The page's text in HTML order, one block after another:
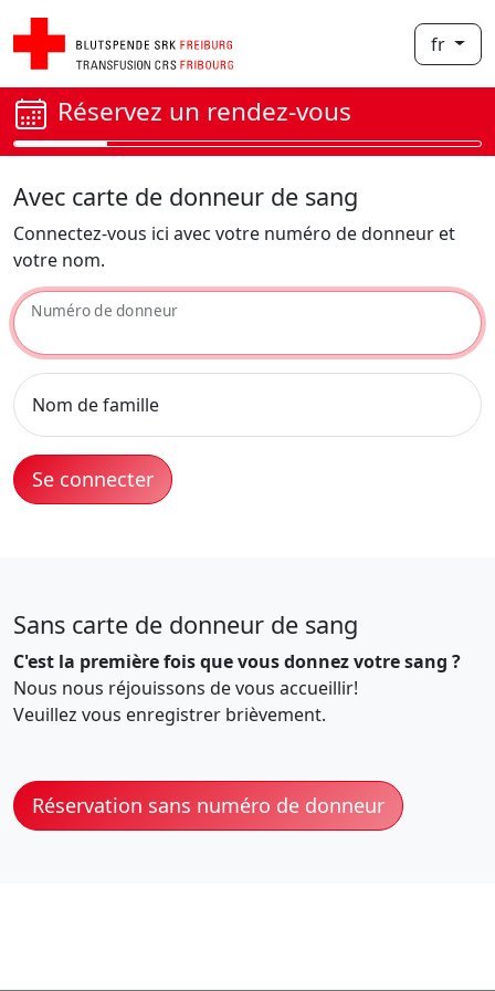
fr
Réservez un rendez-vous
Avec carte de donneur de sang
Connectez-vous ici avec votre numéro de donneur et
votre nom.
Numéro de donneur
Nom de famille
Sans carte de donneur de sang
C'est la première fois que vous donnez votre sang ?
Nous nous réjouissons de vous accueillir!
Veuillez vous enregistrer brièvement.
Réservation sans numéro de donneur